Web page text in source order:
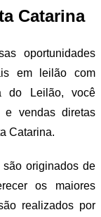
Catarina
oportunidades
em leilão com
do Leilão, você
e vendas diretas
Catarina.
originados de
os maiores
realizados por